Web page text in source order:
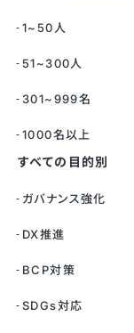
1~50人
51~300人
301~999名
1000名以上
すべての目的別
ガバナンス強化
DX推進
BCP対策
SDGs対応